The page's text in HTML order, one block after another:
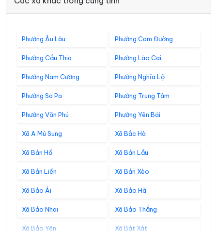
Phường Âu Lâu Phường Cam Đường
Phường Cầu Thia Phường Lào Cai
Phường Nam Cường Phường Nghĩa Lộ
Phường Sa Pa Phường Trung Tâm
Phường Văn Phú Phường Yên Bái
Xã A Mú Sung Xã Bắc Hà
Xã Bản Hồ Xã Bản Lầu
Xã Bản Liền Xã Bản Xèo
Xã Bảo Ái Xã Bảo Hà
Xã Bảo Nhai Xã Bảo Thắng
Xã Bảo Yên Xã Bát Xát